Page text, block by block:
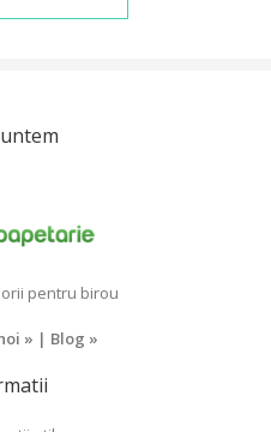
pentru birou
» | Blog »